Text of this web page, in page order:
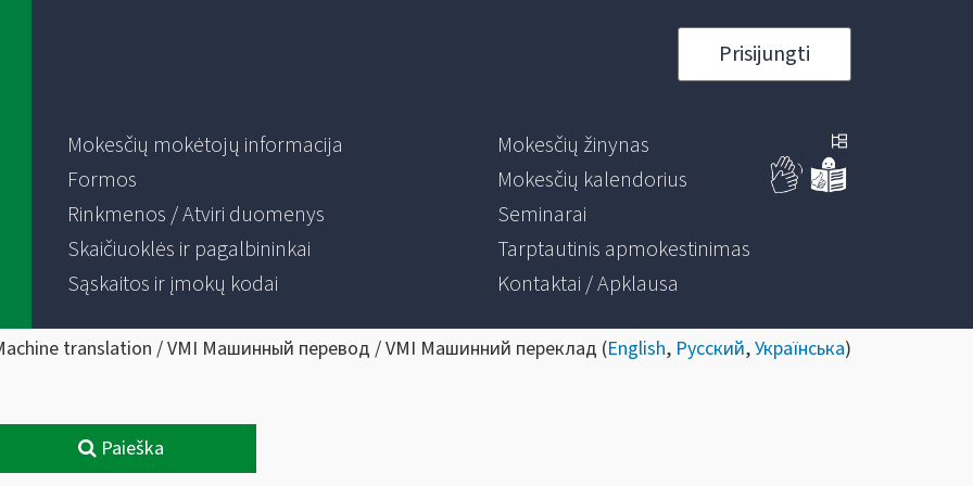
Prisijungti
Mokesčių mokėtojų informacija
Formos
Rinkmenos / Atviri duomenys
Skaičiuoklės ir pagalbininkai
Sąskaitos ir įmokų kodai
Mokesčių žinynas
Mokesčių kalendorius
Seminarai
Tarptautinis apmokestinimas
Kontaktai / Apklausa
translation / VMI Машинный перевод / VMI Машинний переклад (English, Русский,Українська)
Paieška